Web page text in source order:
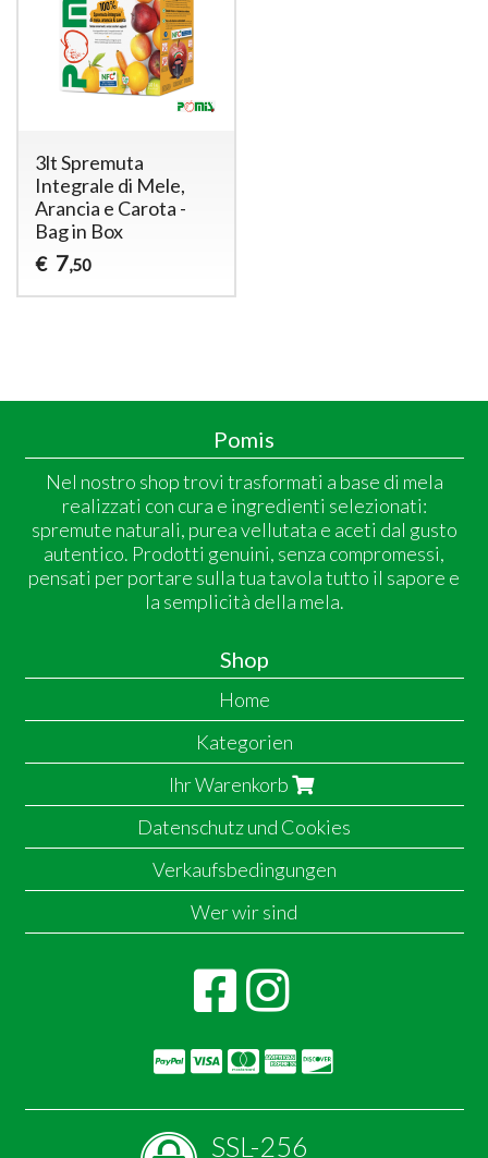
3lt Spremuta
Integrale di Mele,
Arancia e Carota -
Bag in Box
€ 7,50
Pomis
Nel nostro shop trovi trasformati a base di mela
realizzati con cura e ingredienti selezionati:
spremute naturali, purea vellutata e aceti dal gusto
autentico. Prodotti genuini, senza compromessi,
pensati per portare sulla tua tavola tutto il sapore e
la semplicità della mela.
Shop
Home
Kategorien
Ihr Warenkorb
Datenschutz und Cookies
Verkaufsbedingungen
Wer wir sind
SSL-256